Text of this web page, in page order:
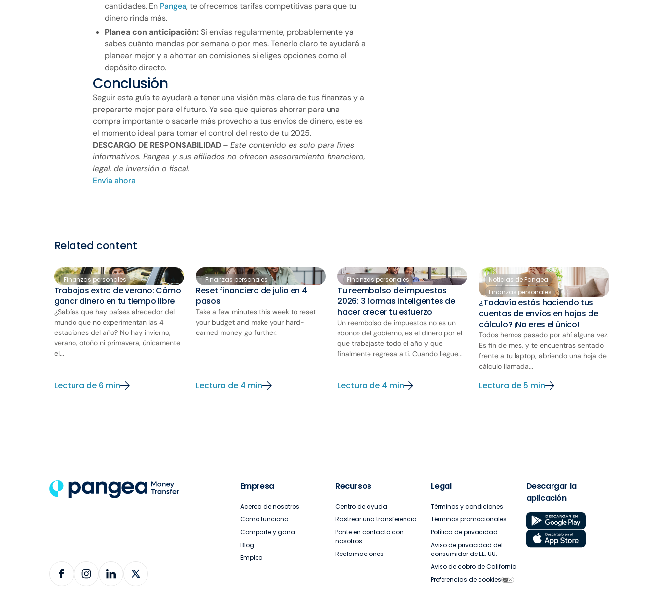
cantidades. En Pangea, te ofrecemos tarifas competitivas para que tu
dinero rinda más.
Planea con anticipación:Si envías regularmente, probablemente ya
sabes cuánto mandas por semana o por mes. Tenerlo claro te ayudará a
planear mejor y a ahorrar en comisiones si eliges opciones como el
depósito directo.
Conclusión
Seguir esta guía te ayudará a tener una visión más clara de tus finanzas y a
prepararte mejor para el futuro. Ya sea que quieras ahorrar para una
compra importante o sacarle más provecho a tus envíos de dinero, este es
el momento ideal para tomar el control del resto de tu 2025.
DESCARGO DE RESPONSABILIDAD – Este contenido es solo para fines
informativos. Pangea y sus afiliados no ofrecen asesoramiento financiero,
legal, de inversión o fiscal.
Envía ahora
Related content
Finanzas personales
Trabajos extra de verano: Cómo
ganar dinero en tu tiempo libre
¿Sabías que hay países alrededor del
mundo que no experimentan las 4
estaciones del año? No hay invierno,
verano, otoño ni primavera, únicamente
el...
Lectura de 6 min
Finanzas personales
Reset financiero de julio en 4
pasos
Take a few minutes this week to reset
your budget and make your hard-
earned money go further.
Lectura de 4 min
Finanzas personales
Tu reembolso de impuestos
2026: 3 formas inteligentes de
hacer crecer tu esfuerzo
Un reembolso de impuestos no es un
«bono» del gobierno; es el dinero por el
que trabajaste todo el año y que
finalmente regresa a ti. Cuando llegue...
Lectura de 4 min
Noticias de Pangea
Finanzas personales
¿Todavía estás haciendo tus
cuentas de envíos en hojas de
cálculo? ¡No eres el único!
Todos hemos pasado por ahí alguna vez.
Es fin de mes, y te encuentras sentado
frente a tu laptop, abriendo una hoja de
cálculo llamada...
Lectura de 5 min
Empresa
Acerca de nosotros
Cómo funciona
Comparte y gana
Blog
Empleo
Recursos
Centro de ayuda
Rastrear una transferencia
Ponte en contacto con
nosotros
Reclamaciones
Legal
Términos y condiciones
Términos promocionales
Política de privacidad
Aviso de privacidad del
consumidor de EE. UU.
Aviso de cobro de California
Preferencias de cookies
Descargar la
aplicación